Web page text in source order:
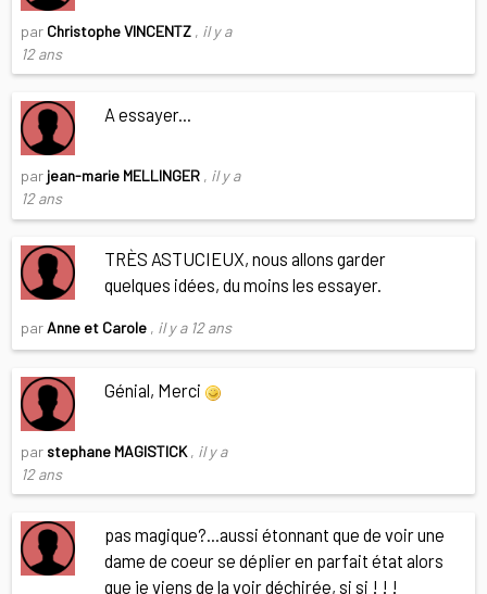
par Christophe VINCENTZ , il y a
12 ans
A essayer...
par jean-marie MELLINGER , il y a
12 ans
TRÈS ASTUCIEUX, nous allons garder
quelques idées, du moins les essayer.
parAnne et Carole , il y a 12 ans
Génial, Merci
par stephane MAGISTICK , il y a
12 ans
pas magique?...aussi étonnant que de voir une
dame de coeur se déplier en parfait état alors
que je viens de la voir déchirée, si si ! ! !